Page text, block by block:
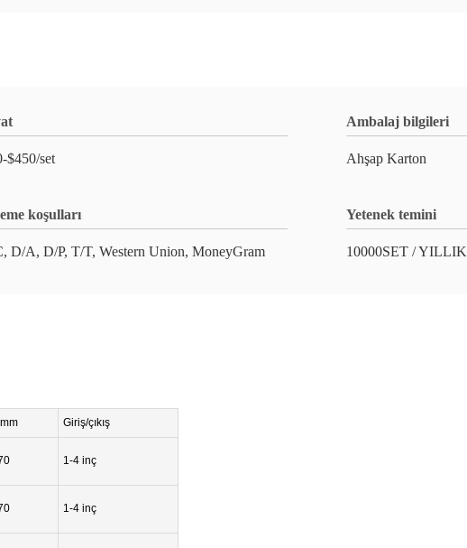
$450/set
Ambalaj bilgileri
Ahşap Karton
koşulları
D/A, D/P, T/T, Western Union, MoneyGram
Yetenek temini
10000SET / YILLIK
Giriş/çıkış
1-4 inç
1-4 inç